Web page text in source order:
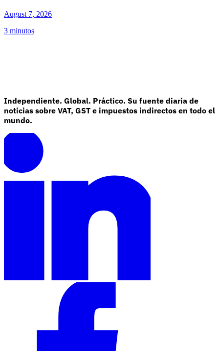
August 7, 2026
3 minutos
Independiente. Global. Práctico. Su fuente diaria de
noticias sobre VAT, GST e impuestos indirectos en todo el
mundo.